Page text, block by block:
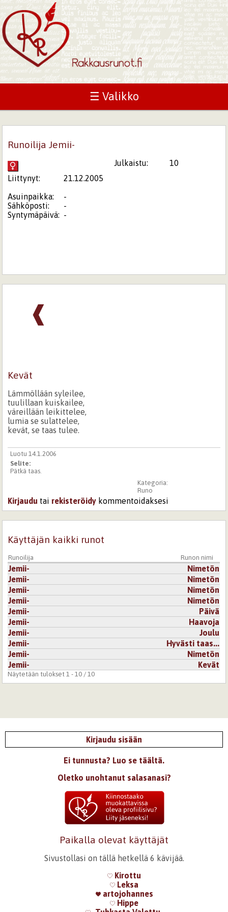
☰ Valikko
Runoilija Jemii-
Julkaistu:
10
Liittynyt:
21.12.2005
Asuinpaikka:
-
Sähköposti:
-
Syntymäpäivä: -
❰
Kevät
Lämmöllään syleilee,
tuulillaan kuiskailee,
väreillään leikittelee,
lumia se sulattelee,
kevät, se taas tulee.
Luotu 14.1.2006
Selite:
Pätkä taas.
Kategoria:
Runo
Kirjaudu tai rekisteröidy kommentoidaksesi
Käyttäjän kaikki runot
Runoilija Runon nimi
Jemii-
Nimetön
Jemii-
Nimetön
Jemii-
Nimetön
Jemii-
Nimetön
Jemii-
Päivä
Jemii-
Haavoja
Jemii-
Joulu
Jemii-
Hyvästi taas...
Jemii-
Nimetön
Jemii-
Kevät
Näytetään tulokset 1 - 10 / 10
Kirjaudu sisään
Ei tunnusta? Luo se täältä.
Oletko unohtanut salasanasi?
Paikalla olevat käyttäjät
Sivustollasi on tällä hetkellä 6 kävijää.
Kirottu
Leksa
artojohannes
Hippe